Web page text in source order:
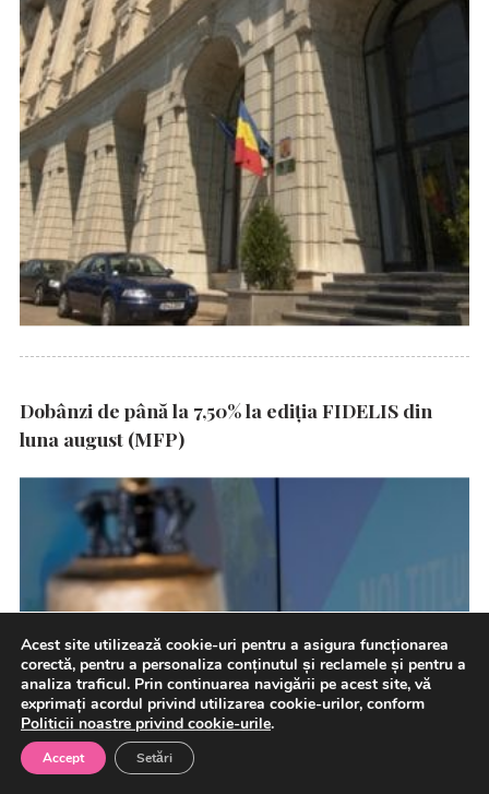
Dobânzi de până la 7,50% la ediția FIDELIS din
luna august (MFP)
Acest site utilizează cookie-uri pentru a asigura funcționarea
corectă, pentru a personaliza conținutul și reclamele și pentru a
analiza traficul. Prin continuarea navigării pe acest site, vă
exprimați acordul privind utilizarea cookie-urilor, conform
Politicii noastre privind cookie-urile.
Accept Setări